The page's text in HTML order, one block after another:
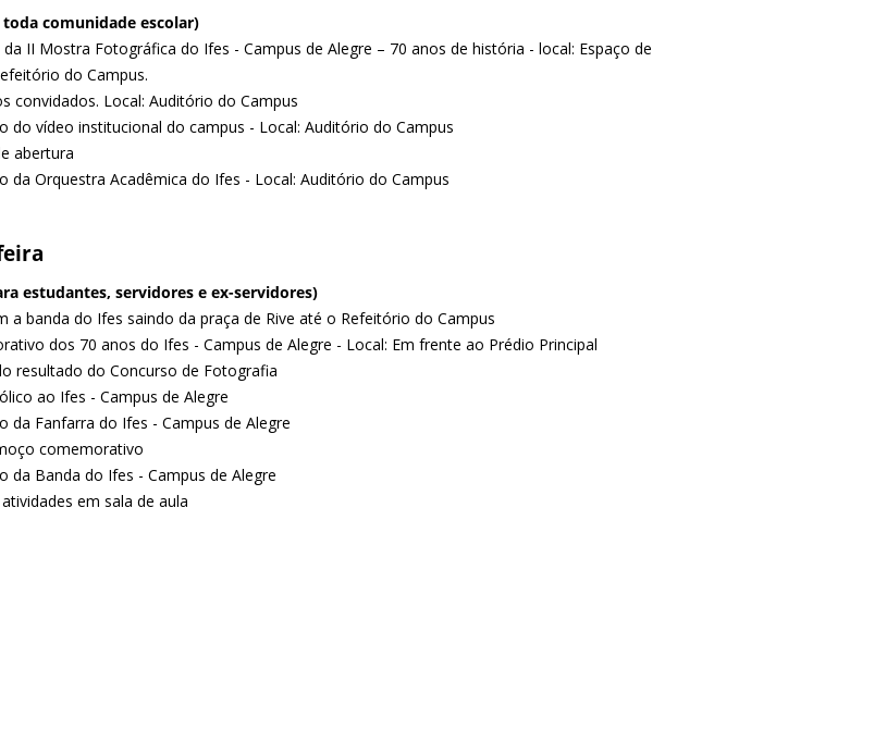
comunidade escolar)
II Mostra Fotográfica do Ifes - Campus de Alegre – 70 anos de história - local: Espaço de
do Campus.
convidados. Local: Auditório do Campus
do vídeo institucional do campus - Local: Auditório do Campus
abertura
da Orquestra Acadêmica do Ifes - Local: Auditório do Campus
estudantes, servidores e ex-servidores)
a banda do Ifes saindo da praça de Rive até o Refeitório do Campus
dos 70 anos do Ifes - Campus de Alegre - Local: Em frente ao Prédio Principal
resultado do Concurso de Fotografia
ao Ifes - Campus de Alegre
da Fanfarra do Ifes - Campus de Alegre
comemorativo
da Banda do Ifes - Campus de Alegre
em sala de aula